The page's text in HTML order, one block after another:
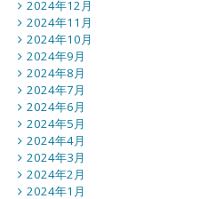
2024年12月
2024年11月
2024年10月
2024年9月
2024年8月
2024年7月
2024年6月
2024年5月
2024年4月
2024年3月
2024年2月
2024年1月